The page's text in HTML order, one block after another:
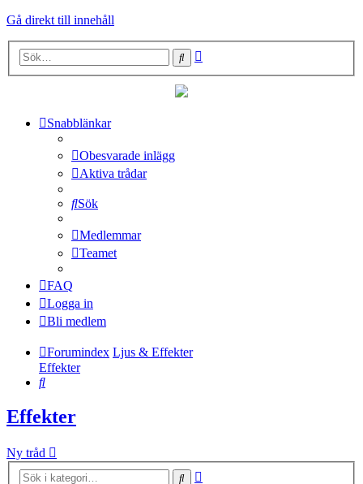
Gå direkt till innehåll
Sök
Snabblänkar
Obesvarade inlägg
Aktiva trådar
Sök
Medlemmar
Teamet
FAQ
Logga in
Bli medlem
Forumindex Ljus & Effekter
Effekter
Sök
Effekter
Ny tråd
Sök